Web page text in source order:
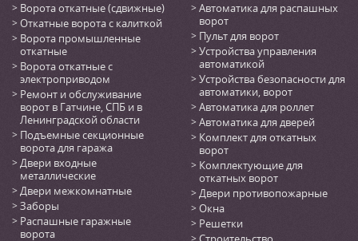
Ворота откатные (сдвижные)
Откатные ворота с калиткой
Ворота промышленные
откатные
Ворота откатные с
электроприводом
Ремонт и обслуживание
ворот в Гатчине, СПБ и в
Ленинградской области
Подъемные секционные
ворота для гаража
Двери входные
металлические
Двери межкомнатные
Заборы
Распашные гаражные
ворота
Автоматика для распашных
ворот
Пульт для ворот
Устройства управления
автоматикой
Устройства безопасности для
автоматики, ворот
Автоматика для роллет
Автоматика для дверей
Комплект для откатных
ворот
Комплектующие для
откатных ворот
Двери противопожарные
Окна
Решетки